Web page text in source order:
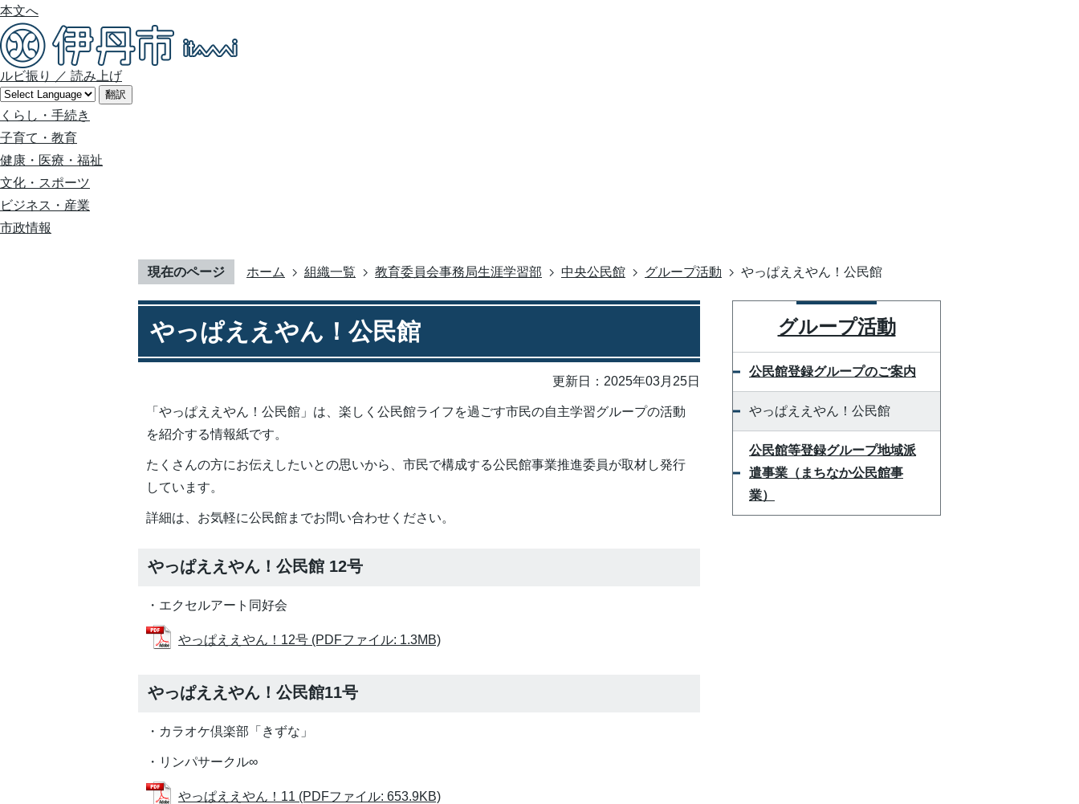
本文へ
ルビ振り ／ 読み上げ
翻訳
くらし・手続き
子育て・教育
健康・医療・福祉
文化・スポーツ
ビジネス・産業
市政情報
現在のページ ホーム 組織一覧 教育委員会事務局生涯学習部 中央公民館 グループ活動 やっぱええやん！公民館
やっぱええやん！公民館
更新日：2025年03月25日
「やっぱええやん！公民館」は、楽しく公民館ライフを過ごす市民の自主学習グループの活動
を紹介する情報紙です。
たくさんの方にお伝えしたいとの思いから、市民で構成する公民館事業推進委員が取材し発行
しています。
詳細は、お気軽に公民館までお問い合わせください。
やっぱええやん！公民館 12号
・エクセルアート同好会
やっぱええやん！12号 (PDFファイル: 1.3MB)
やっぱええやん！公民館11号
・カラオケ倶楽部「きずな」
・リンパサークル∞
やっぱええやん！11 (PDFファイル: 653.9KB)
グループ活動
公民館登録グループのご案内
やっぱええやん！公民館
公民館等登録グループ地域派
遣事業（まちなか公民館事
業）